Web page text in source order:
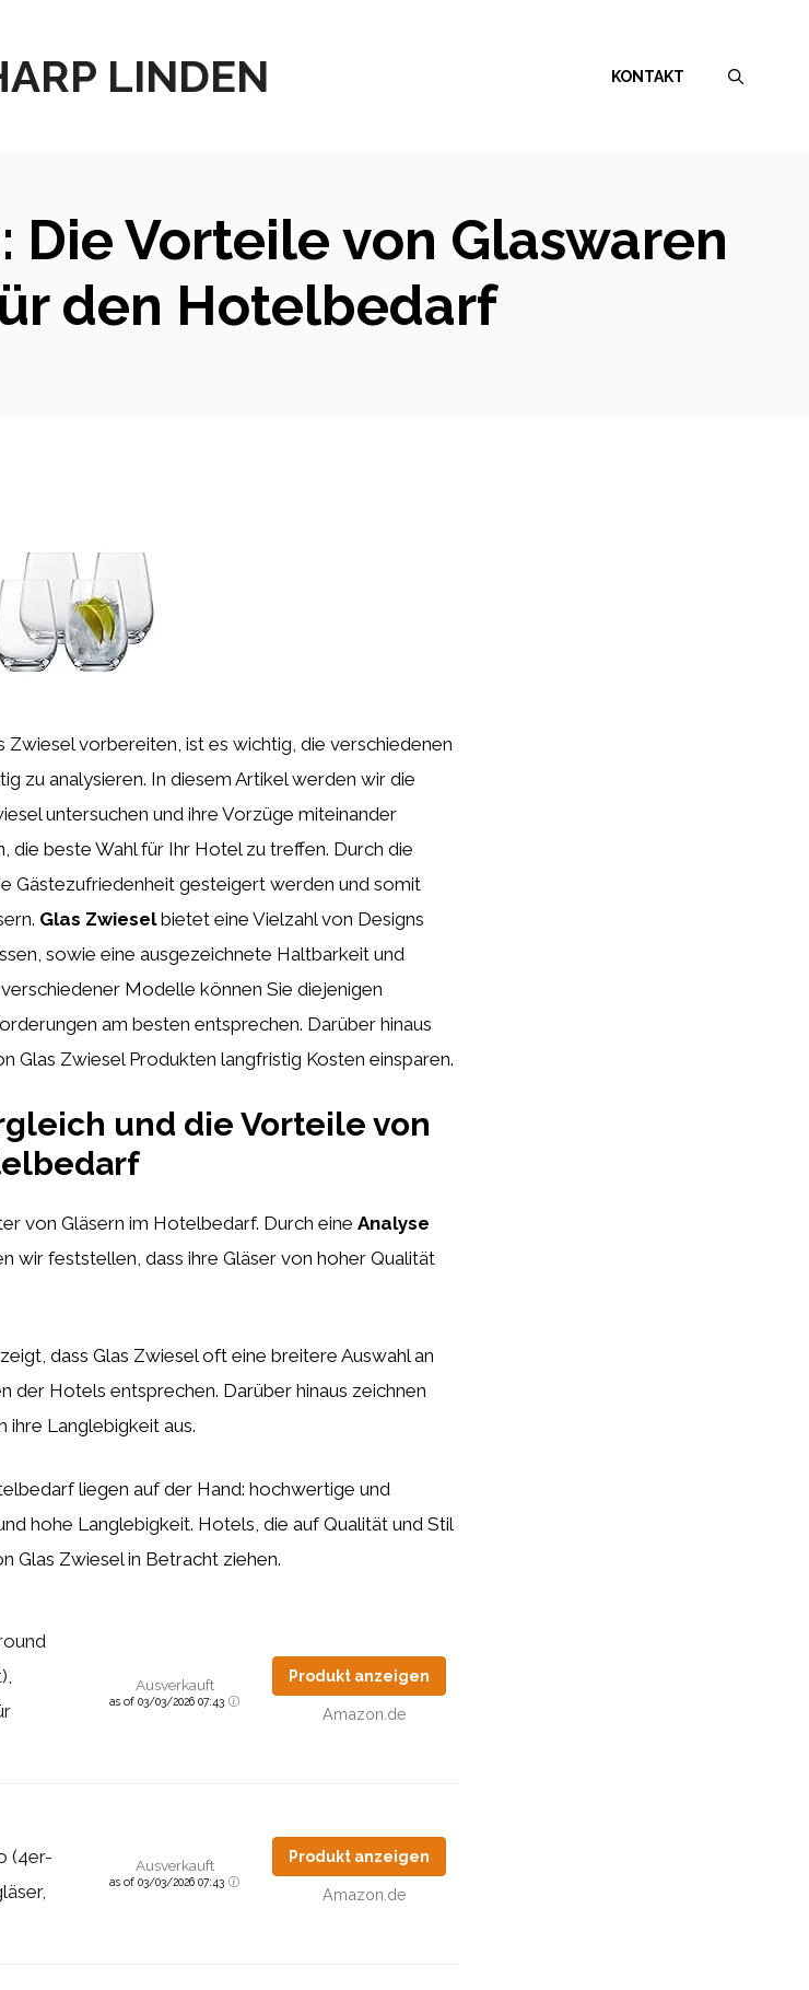
LINDEN KONTAKT
Vorteile von Glaswaren
den Hotelbedarf
Zwiesel vorbereiten, ist es wichtig, die verschiedenen
zu analysieren. In diesem Artikel werden wir die
untersuchen und ihre Vorzüge miteinander
die beste Wahl für Ihr Hotel zu treffen. Durch die
Gästezufriedenheit gesteigert werden und somit
Glas Zwieselbietet eine Vielzahl von Designs
sowie eine ausgezeichnete Haltbarkeit und
Modelle können Sie diejenigen
am besten entsprechen. Darüber hinaus
Glas Zwiesel Produkten langfristig Kosten einsparen.
und die Vorteile von
von Gläsern im Hotelbedarf. Durch eine Analyse
wir feststellen, dass ihre Gläser von hoher Qualität
dass Glas Zwiesel oft eine breitere Auswahl an
der Hotels entsprechen. Darüber hinaus zeichnen
ihre Langlebigkeit aus.
liegen auf der Hand: hochwertige und
hohe Langlebigkeit. Hotels, die auf Qualität und Stil
Glas Zwiesel in Betracht ziehen.
Ausverkauft
as of 03/03/2026 07:43
Produkt anzeigen
Amazon.de
(4er-
Ausverkauft
as of 03/03/2026 07:43
Produkt anzeigen
Amazon.de